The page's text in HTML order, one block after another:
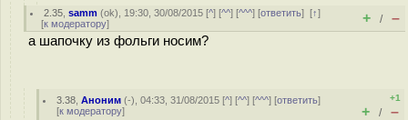
2.35 ,samm (ok), 19:30, 30/08/2015 [^] [^^] [^^^] [ответить][↑]
[к модератору] + / –
а шапочку из фольги носим?
3.38 ,Аноним (-), 04:33, 31/08/2015 [^] [^^] [^^^] [ответить]
[к модератору]
+1
+ / –